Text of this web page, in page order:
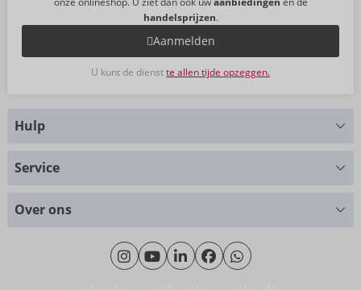
handelsprijzen.
Aanmelden
U kunt de dienstte allen tijde opzeggen.
Hulp
Maandag - Donderdag: 09.00 - 16.00 uur
Vrijdag: 09.00 - 15.00 uur
Service
Over ons
Over ons
Duurzaamheid